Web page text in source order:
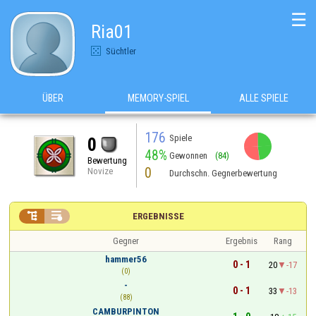
Ria01
Süchtler
☰
ÜBER MEMORY-SPIEL ALLE SPIELE
0
Bewertung
Novize
176 Spiele
48% Gewonnen (84)
0 Durchschn. Gegnerbewertung
ERGEBNISSE
 
Gegner Ergebnis
Rang
hammer56
(0)
0 - 1 20
-17
-
(88)
0 - 1 33
-13
CAMBURPINTON